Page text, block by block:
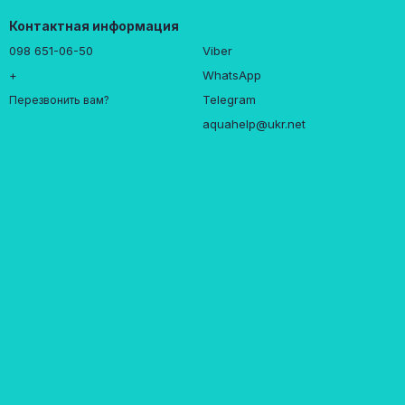
Контактная информация
098 651-06-50
+
Перезвонить вам?
Viber
WhatsApp
Telegram
aquahelp@ukr.net